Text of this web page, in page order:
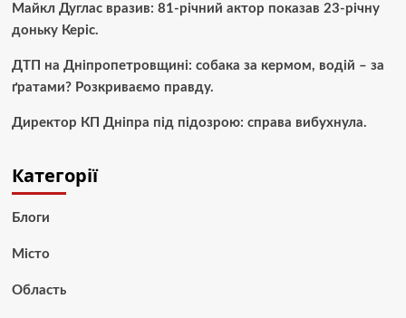
Майкл Дуглас вразив: 81-річний актор показав 23-річну
доньку Керіс.
ДТП на Дніпропетровщині: собака за кермом, водій – за
ґратами? Розкриваємо правду.
Директор КП Дніпра під підозрою: справа вибухнула.
Категорії
Блоги
Місто
Область